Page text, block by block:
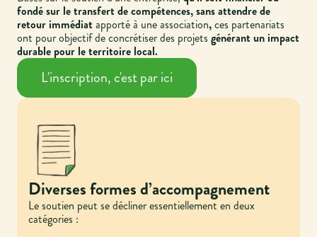
fondé sur le transfert de compétences, sans attendre de
retour immédiatapporté à une association,ces partenariats
ont pour objectif de concrétiser des projetsgénérant un impact
durable pour le territoire local.
L'inscription, c'est par ici
Diverses formes d’accompagnement
Le soutien peut se décliner essentiellement en deux
catégories :